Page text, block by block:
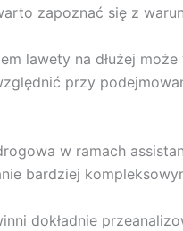
zapoznać się z
lawety na dłużej
przy
w ramach
bardziej
dokładnie